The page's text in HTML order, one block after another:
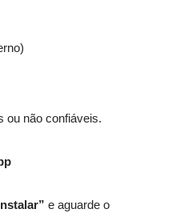
ou não confiáveis.
e aguarde o